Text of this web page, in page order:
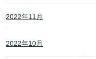
2022年11月
2022年10月